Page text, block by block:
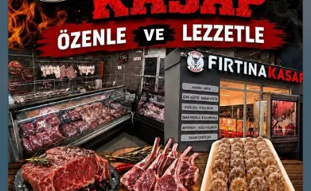
26 MART
PERŞEMBE
0°
Puslu
Nem: %98
Rüzgar: 7 km/h
27 MART
CUMA
-1°
Hafif karlı
Nem: %97
Rüzgar: 5 km/h